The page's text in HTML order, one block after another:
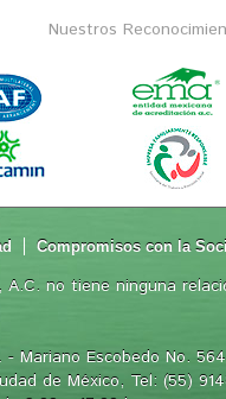
Nuestros
Compromisos con la
no tiene ninguna
- Mariano Escobedo No.
de México, Tel: (55)